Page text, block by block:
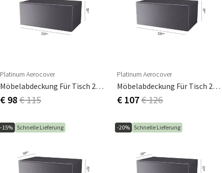
Platinum Aerocover
Möbelabdeckung Für Tisch 200X110cm
€ 98€ 115
Platinum Aerocover
Möbelabdeckung Für Tisch 220X110cm
€ 107€ 126
-15% Schnelle Lieferung -20% Schnelle Lieferung